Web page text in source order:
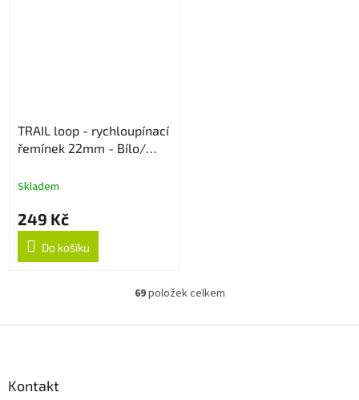
TRAIL loop - rychloupínací
řemínek 22mm - Bílo/
Skladem
249 Kč
Do košíku
O
l
69položek celkem
Kontakt